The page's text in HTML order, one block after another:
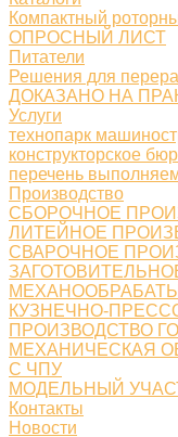
Компактный
ОПРОСНЫЙ ЛИСТ
Питатели
Решения для
ДОКАЗАНО НА
Услуги
технопарк
конструкторское
перечень
Производство
СБОРОЧНОЕ
ЛИТЕЙНОЕ
СВАРОЧНОЕ
КУЗНЕЧНО-
ПРОИЗВОДСТВО
МЕХАНИЧЕСКАЯ
С ЧПУ
МОДЕЛЬНЫЙ
Контакты
Новости